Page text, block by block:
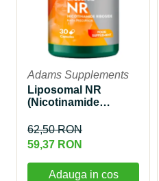
Adams Supplements
Liposomal NR
(Nicotinamide
30cps, Adams
Supplements
62,50 RON
59,37 RON
Adauga in cos